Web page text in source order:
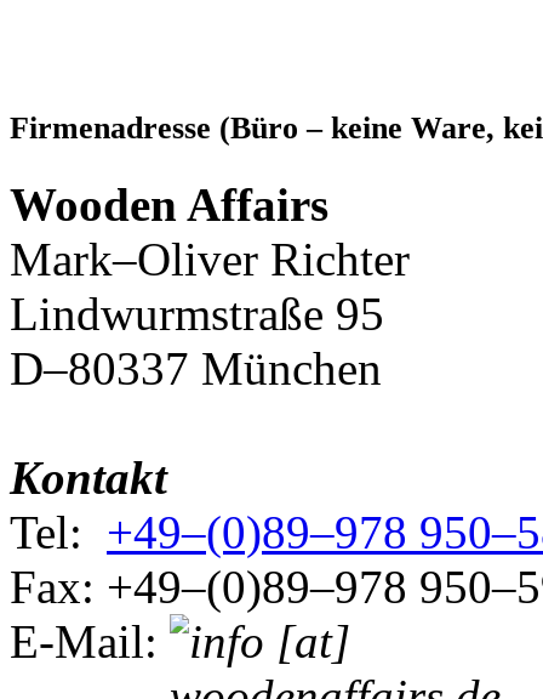
Firmenadresse (Büro – keine Ware,
Wooden Affairs
Mark–Oliver Richter
Lindwurmstraße 95
D–80337 München
Kontakt
Tel: +49–(0)89–978
Fax: +49–(0)89–978
E-Mail: